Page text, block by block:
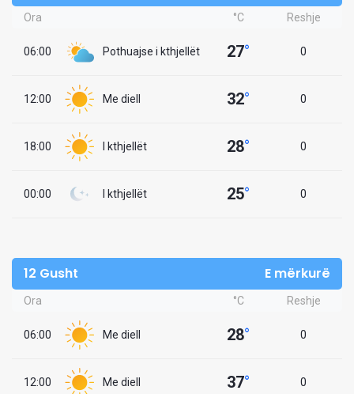
Ora °C Reshje
06:00 Pothuajse i kthjellët 27° 0
12:00 Me diell 32° 0
18:00 I kthjellët 28° 0
00:00 I kthjellët 25° 0
12 Gusht E mërkurë
Ora °C Reshje
06:00 Me diell 28° 0
12:00 Me diell 37° 0